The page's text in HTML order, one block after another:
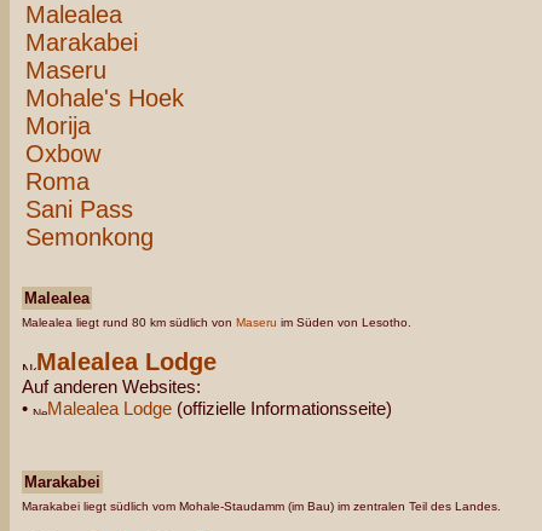
Malealea
Marakabei
Maseru
Mohale's Hoek
Morija
Oxbow
Roma
Sani Pass
Semonkong
Malealea
Malealea liegt rund 80 km südlich von Maseru im Süden von Lesotho.
Malealea Lodge
Auf anderen Websites:
•
Malealea Lodge (offizielle Informationsseite)
Marakabei
Marakabei liegt südlich vom Mohale-Staudamm (im Bau) im zentralen Teil des Landes.